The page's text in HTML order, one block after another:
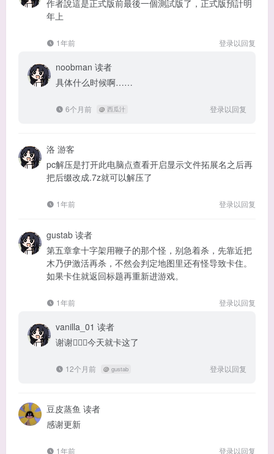
作者說這是正式版前最後一個測試版了，正式版預計明
年上
1年前 登录以回复
noobman 读者
具体什么时候啊……
6个月前 @ 西瓜汁 登录以回复
洛 游客
pc解压是打开此电脑点查看开启显示文件拓展名之后再
把后缀改成.7z就可以解压了
1年前 登录以回复
gustab 读者
第五章拿十字架用鞭子的那个怪，别急着杀，先靠近把
木乃伊激活再杀，不然会判定地图里还有怪导致卡住。
如果卡住就返回标题再重新进游戏。
1年前 登录以回复
vanilla_01 读者
谢谢🙋🏻‍♂️今天就卡这了
12个月前 @ gustab 登录以回复
豆皮蒸鱼 读者
感谢更新
1年前 登录以回复